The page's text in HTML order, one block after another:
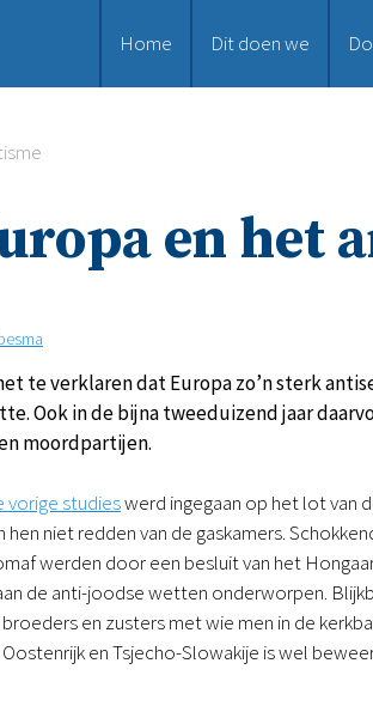
Home Dit doen we
en het
te verklaren dat Europa zo’n sterk
Ook in de bijna tweeduizend jaar
moordpartijen.
vorige studieswerd ingegaan op het lot van
hen niet redden van de gaskamers.
werden door een besluit van het
de anti-joodse wetten onderworpen.
en zusters met wie men in de
Oostenrijk en Tsjecho-Slowakije is wel